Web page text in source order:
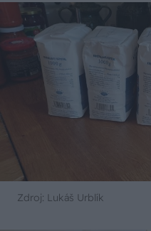
Zdroj: Lukáš Urblík